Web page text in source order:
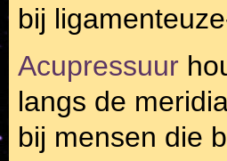
bij
Acupressuur
langs de
bij mensen die